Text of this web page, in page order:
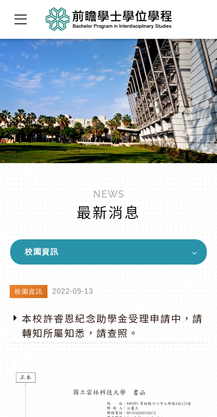
NEWS
最新消息
校園資訊
校園資訊 2022-09-13
本校許睿恩紀念助學金受理申請中，請
轉知所屬知悉，請查照。